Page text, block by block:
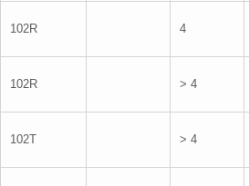
102R 4
102R > 4
102T > 4